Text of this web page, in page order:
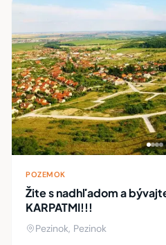
POZEMOK
Žite s nadhľadom a
KARPATMI!!!
Pezinok, Pezinok